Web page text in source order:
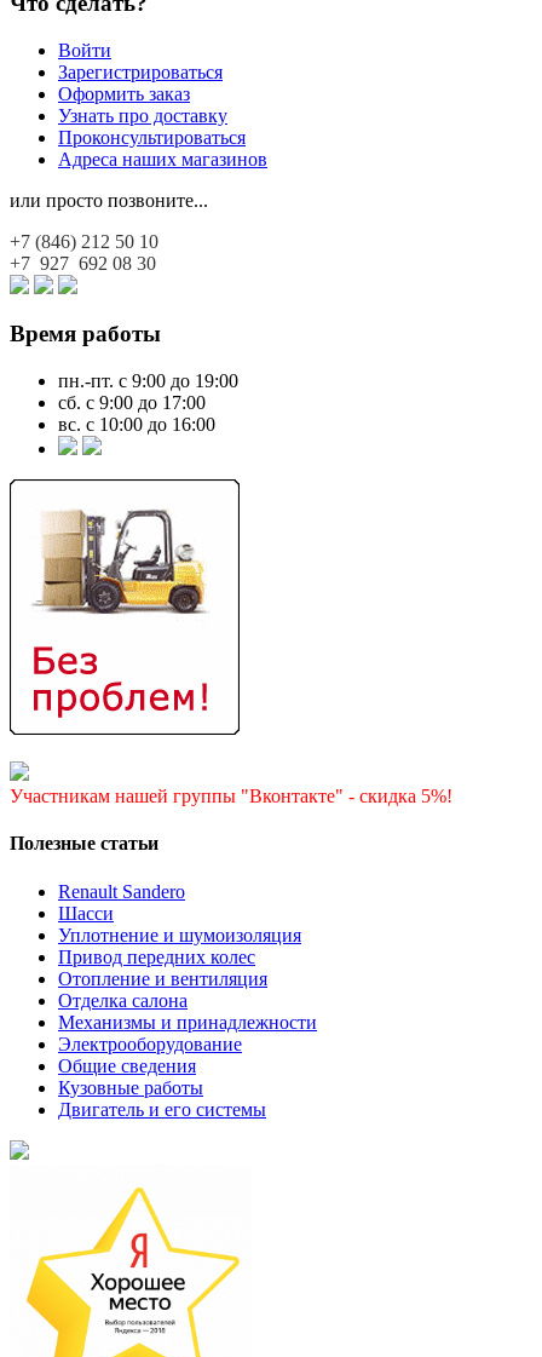
Войти
Зарегистрироваться
Оформить заказ
Узнать про доставку
Проконсультироваться
Адреса наших магазинов
или просто позвоните...
+7 (846) 212 50 10
+7 927 692 08 30
Время работы
пн.-пт. с 9:00 до 19:00
сб. с 9:00 до 17:00
вс. с 10:00 до 16:00
Участникам нашей группы "Вконтакте" - скидка 5%!
Полезные статьи
Renault Sandero
Шасси
Уплотнение и шумоизоляция
Привод передних колес
Отопление и вентиляция
Отделка салона
Механизмы и принадлежности
Электрооборудование
Общие сведения
Кузовные работы
Двигатель и его системы